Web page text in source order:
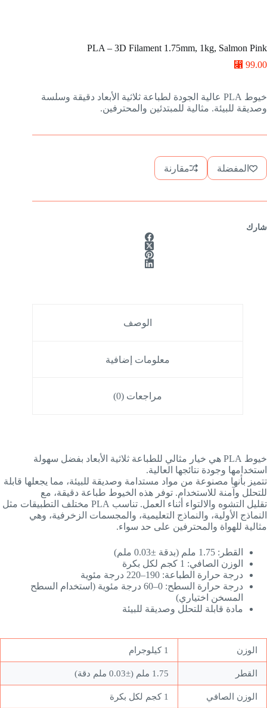
PLA – 3D Filament 1.75mm, 1kg, Salmon Pink
⃁ 99.00
خيوط PLA عالية الجودة لطباعة ثلاثية الأبعاد دقيقة وسلسة
وصديقة للبيئة. مثالية للمبتدئين والمحترفين.
المفضلة مقارنة
شارك
الوصف
معلومات إضافية
مراجعات (0)
خيوط PLA هي خيار مثالي للطباعة ثلاثية الأبعاد بفضل سهولة
استخدامها وجودة نتائجها العالية.
تتميز بأنها مصنوعة من مواد مستدامة وصديقة للبيئة، مما يجعلها قابلة
للتحلل وآمنة للاستخدام. توفر هذه الخيوط طباعة دقيقة، مع
تقليل التشوه والالتواء أثناء العمل. تناسب PLA مختلف التطبيقات مثل
النماذج الأولية، والنماذج التعليمية، والمجسمات الزخرفية، وهي
مثالية للهواة والمحترفين على حد سواء.
القطر: 1.75 ملم (بدقة ±0.03 ملم)
الوزن الصافي: 1 كجم لكل بكرة
درجة حرارة الطباعة: 190–220 درجة مئوية
درجة حرارة السطح: 0–60 درجة مئوية (استخدام السطح
المسخن اختياري)
مادة قابلة للتحلل وصديقة للبيئة
الوزن 1 كيلوجرام
القطر 1.75 ملم (±0.03 ملم دقة)
الوزن الصافي 1 كجم لكل بكرة